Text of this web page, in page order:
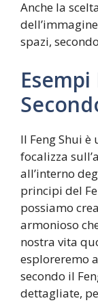
Anche la
spazi,
Il Feng Shui è
focalizza
all’interno
principi del
possiamo
armonioso
nostra vita
esploreremo
secondo il
dettagliate,